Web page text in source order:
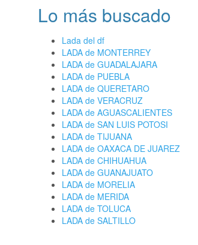
Lo más buscado
Lada del df
LADA de MONTERREY
LADA de GUADALAJARA
LADA de PUEBLA
LADA de QUERETARO
LADA de VERACRUZ
LADA de AGUASCALIENTES
LADA de SAN LUIS POTOSI
LADA de TIJUANA
LADA de OAXACA DE JUAREZ
LADA de CHIHUAHUA
LADA de GUANAJUATO
LADA de MORELIA
LADA de MERIDA
LADA de TOLUCA
LADA de SALTILLO